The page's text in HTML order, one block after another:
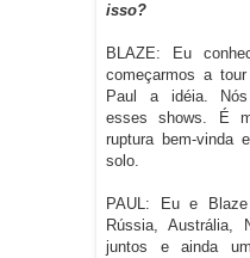
isso?
BLAZE: Eu
começarmos a
Paul a idéia. Nós
esses shows. É
ruptura bem-vinda
solo.
PAUL: Eu e
Rússia, Austrália,
juntos e ainda